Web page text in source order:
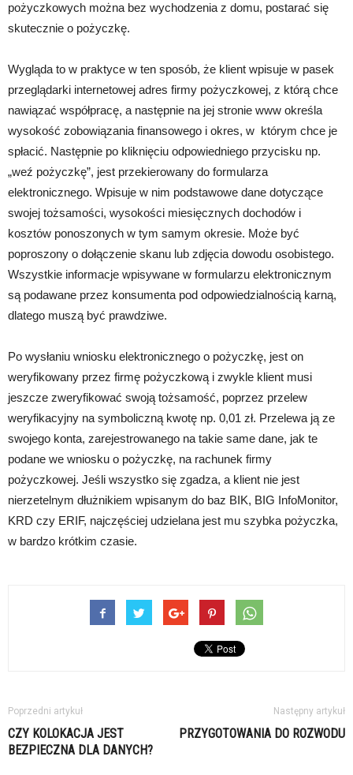
pożyczkowych można bez wychodzenia z domu, postarać się
skutecznie o pożyczkę.
Wygląda to w praktyce w ten sposób, że klient wpisuje w pasek
przeglądarki internetowej adres firmy pożyczkowej, z którą chce
nawiązać współpracę, a następnie na jej stronie www określa
wysokość zobowiązania finansowego i okres, w którym chce je
spłacić. Następnie po kliknięciu odpowiedniego przycisku np.
„weź pożyczkę”, jest przekierowany do formularza
elektronicznego. Wpisuje w nim podstawowe dane dotyczące
swojej tożsamości, wysokości miesięcznych dochodów i
kosztów ponoszonych w tym samym okresie. Może być
poproszony o dołączenie skanu lub zdjęcia dowodu osobistego.
Wszystkie informacje wpisywane w formularzu elektronicznym
są podawane przez konsumenta pod odpowiedzialnością karną,
dlatego muszą być prawdziwe.
Po wysłaniu wniosku elektronicznego o pożyczkę, jest on
weryfikowany przez firmę pożyczkową i zwykle klient musi
jeszcze zweryfikować swoją tożsamość, poprzez przelew
weryfikacyjny na symboliczną kwotę np. 0,01 zł. Przelewa ją ze
swojego konta, zarejestrowanego na takie same dane, jak te
podane we wniosku o pożyczkę, na rachunek firmy
pożyczkowej. Jeśli wszystko się zgadza, a klient nie jest
nierzetelnym dłużnikiem wpisanym do baz BIK, BIG InfoMonitor,
KRD czy ERIF, najczęściej udzielana jest mu szybka pożyczka,
w bardzo krótkim czasie.
Poprzedni artykuł
CZY KOLOKACJA JEST
BEZPIECZNA DLA DANYCH?
Następny artykuł
PRZYGOTOWANIA DO ROZWODU